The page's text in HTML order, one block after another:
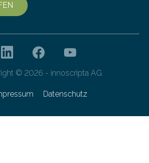
© 2026 - innoscripta AG
Datenschutz